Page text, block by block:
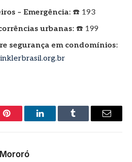
– Emergência: ☎️ 193
urbanas: ☎️ 199
segurança em condomínios:
Pinterest LinkedInTumblr
E-